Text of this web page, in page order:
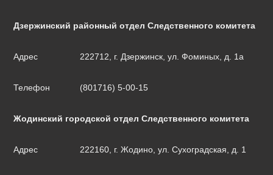
Дзержинский районный отдел Следственного комитета
Адрес 222712, г. Дзержинск, ул. Фоминых, д. 1а
Телефон (801716) 5-00-15
Жодинский городской отдел Следственного комитета
Адрес 222160, г. Жодино, ул. Сухоградская, д. 1